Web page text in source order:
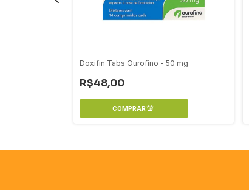
Doxifin Tabs Ourofino - 50 mg
R$48,00